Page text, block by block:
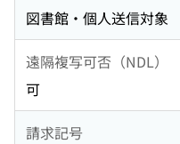
図書館・個人送信対象
遠隔複写可否（NDL）
可
請求記号